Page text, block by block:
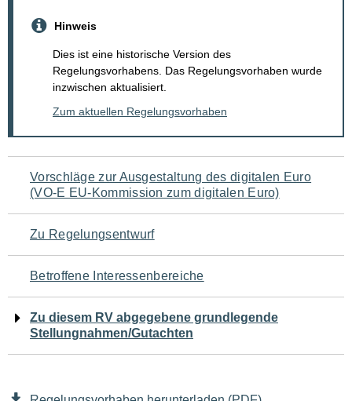
Hinweis
Dies ist eine historische Version des
Regelungsvorhabens. Das Regelungsvorhaben wurde
inzwischen aktualisiert.
Zum aktuellen Regelungsvorhaben
Navigation
für
den
Seiteninhalt
Vorschläge zur Ausgestaltung des digitalen Euro
(VO-E EU-Kommission zum digitalen Euro)
Zu Regelungsentwurf
Betroffene Interessenbereiche
Zu diesem RV abgegebene grundlegende
Stellungnahmen/Gutachten